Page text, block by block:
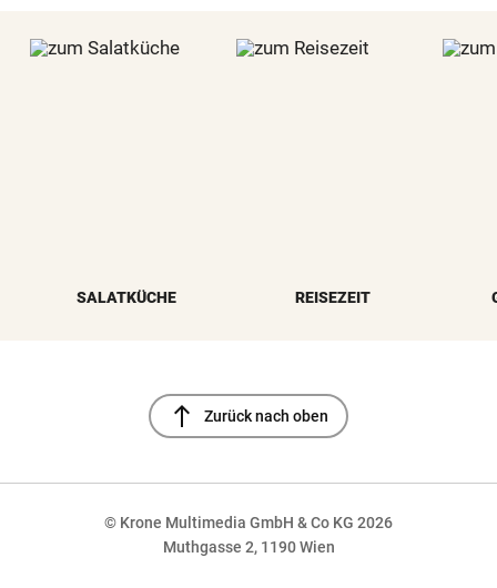
SALATKÜCHE REISEZEIT
north Zurück nach oben
© Krone Multimedia GmbH & Co KG 2026
Muthgasse 2, 1190 Wien